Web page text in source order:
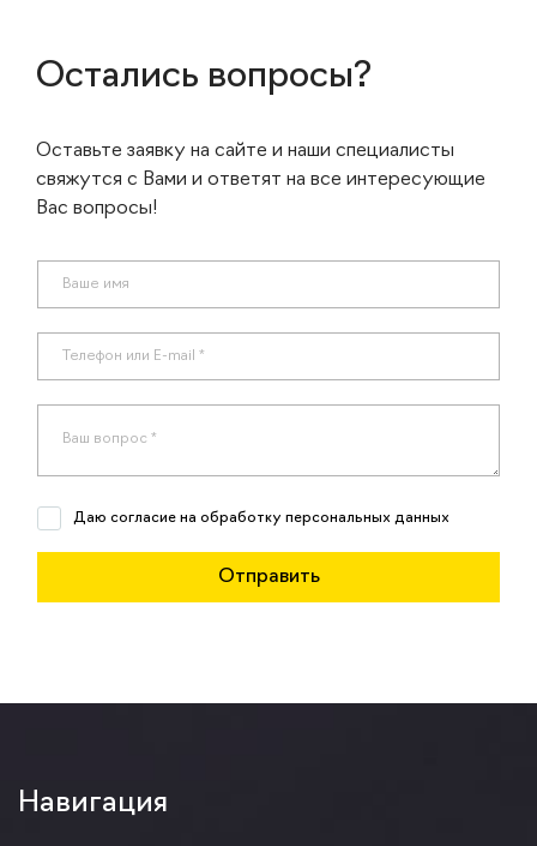
Остались вопросы?
Оставьте заявку на сайте и наши специалисты
свяжутся с Вами и ответят на все интересующие
Вас вопросы!
Даю согласие на обработку персональных данных
Навигация